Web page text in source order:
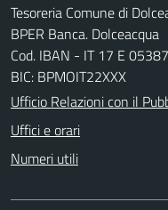
Tesoreria Comune di
BPER Banca. Dolceacqua
Cod. IBAN - IT 17 E
BIC: BPMOIT22XXX
Ufficio Relazioni con il
Uffici e orari
Numeri utili